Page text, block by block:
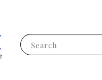
Search